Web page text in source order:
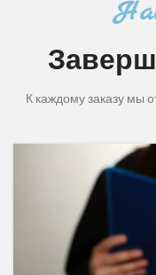
К каждому заказу мы